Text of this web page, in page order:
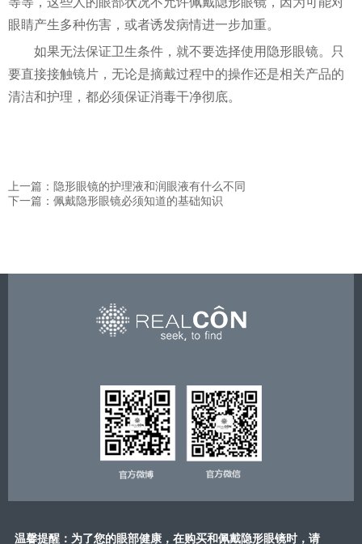
眼睛产生多种伤害，或者诱发病情进一步加重。
如果无法保证卫生条件，就不要选择使用隐形眼镜。只
要直接接触镜片，无论是摘戴过程中的操作还是相关产品的
清洁和护理，都必须保证消毒干净彻底。
上一篇：隐形眼镜的护理液和润眼液有什么不同
下一篇：佩戴隐形眼镜必须知道的基础知识
温馨提醒：为了您的眼部健康，在购买和佩戴隐形眼镜时，请